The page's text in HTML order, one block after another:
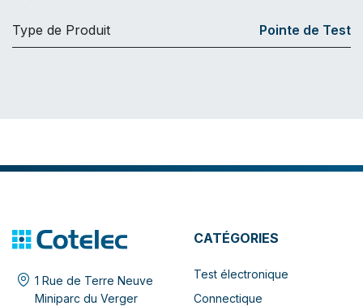
Type de Produit Pointe de Test
1 Rue de Terre Neuve
Miniparc du Verger
CATÉGORIES
Test électronique
Connectique